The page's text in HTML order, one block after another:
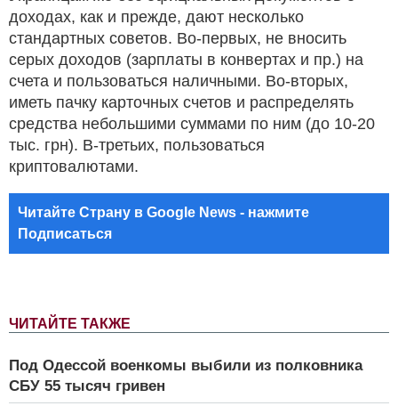
ЧИТАЙТЕ ТАКЖЕ
Под Одессой военкомы выбили из полковника
СБУ 55 тысяч гривен
доходах, как и прежде, дают несколько
стандартных советов. Во-первых, не вносить
серых доходов (зарплаты в конвертах и пр.) на
счета и пользоваться наличными. Во-вторых,
иметь пачку карточных счетов и распределять
средства небольшими суммами по ним (до 10-20
тыс. грн). В-третьих, пользоваться
криптовалютами.
Читайте Страну в Google News - нажмите
Подписаться